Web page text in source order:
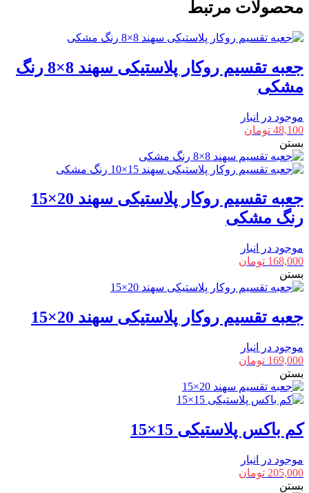
سهند
عدد
محصولات مرتبط
جعبه تقسیم روکار پلاستیکی سهند 8×8 رنگ
مشکی
موجود در انبار
48,100 تومان
بستن
جعبه تقسیم روکار پلاستیکی سهند 20×15
رنگ مشکی
موجود در انبار
168,000 تومان
بستن
جعبه تقسیم روکار پلاستیکی سهند 20×15
موجود در انبار
169,000 تومان
بستن
کم باکس پلاستیکی 15×15
موجود در انبار
205,000 تومان
بستن